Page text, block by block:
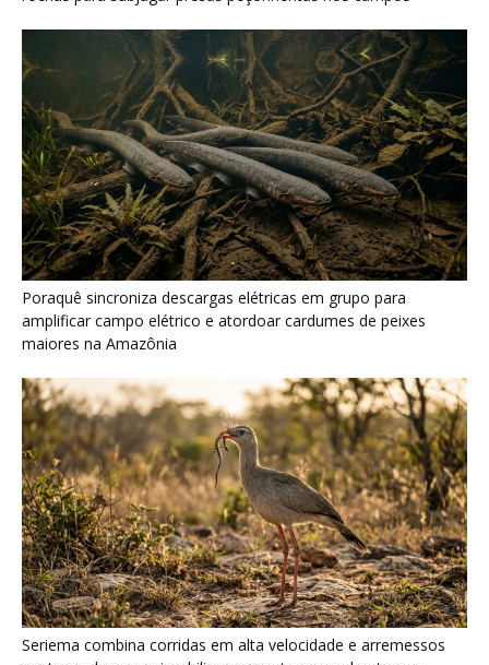
Seriema combina corridas em alta velocidade e arremessos
contra rochas para imobilizar serpentes peçonhentas no
cerrado
Ariranha sincroniza caça coletiva com vocalização subaquática
e cerca cardumes em rios rasos da Amazônia